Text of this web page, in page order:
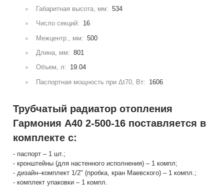
Габаритная высота, мм: 534
Число секций: 16
Межцентр., мм: 500
Длина, мм: 801
Объем, л: 19.04
Паспортная мощность при Δt70, Вт: 1606
Трубчатый радиатор отопления
Гармония А40 2-500-16 поставляется в
комплекте с:
- паспорт – 1 шт.;
- кронштейны (для настенного исполнения) – 1 компл;
- дизайн–комплект 1/2" (пробка, кран Маевского) – 1 компл.;
- комплект упаковки – 1 компл.